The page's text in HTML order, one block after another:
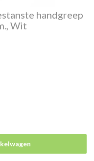
handgreep
Wit